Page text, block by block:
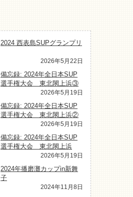
2024 西表島SUPグランプリ
2026年5月22日
備忘録: 2024年全日本SUP
選手権大会 東北閖上浜③
2026年5月19日
備忘録: 2024年全日本SUP
選手権大会 東北閖上浜②
2026年5月19日
備忘録: 2024年全日本SUP
選手権大会 東北閖上浜
2026年5月19日
2024年播磨灘カップin新舞
子
2024年11月8日